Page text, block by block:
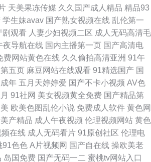
91福利院 超碰在线视91 大香蕉AV片 91国产原创出
品少妇午夜福利 狠狠干网站 在线啊v www久久最新
无码一一二一 91情侣在线 91欧美传媒 九草免费在
久99精品 色悠悠综合在线观看 肏屄色网 人妻熟女
区 91狼友社 户外露出 五月天福利导航
天美果冻传媒 久久国产成人精品 精品93
学生妹avav 国产熟女视频在线 乱伦第一
剧观看 人妻少妇视频二区 成人无码高清毛
夜导航在线 国内主播第一页 国产高清电
费网站黄色在线 久久偷拍高清亚洲 91午
五页 麻豆网站在线观看 91精选国产 国
年 五月天婷婷爱 国产不卡小视频 AV色
91社网 美女视频黄全免费 国产精品第
欧美色图乱伦小说 免费成人软件 黄色网
产精品 成人午夜视频 伦理视频网站 黄色
在线 成人无码看片 91原创社区 伦理电
91色色 A片视频网 国产自在线 操欧美老
岛国免费 国产无码一二 蜜桃tv网站入口